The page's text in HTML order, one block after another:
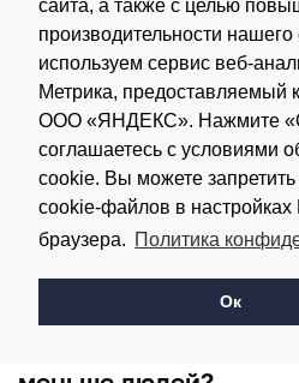
сайта, а также с целью
производительности нашего
используем сервис веб-
Метрика, предоставляемый
ООО «ЯНДЕКС». Нажмите
соглашаетесь с условиями
cookie. Вы можете запретить
cookie-файлов в
браузера. Политика
Ок
удивить даже
Сколько залов
один визит?
За один визит комфортно
основных залов.
не стоит – наступит
впечатления угаснут.
Когда лучше